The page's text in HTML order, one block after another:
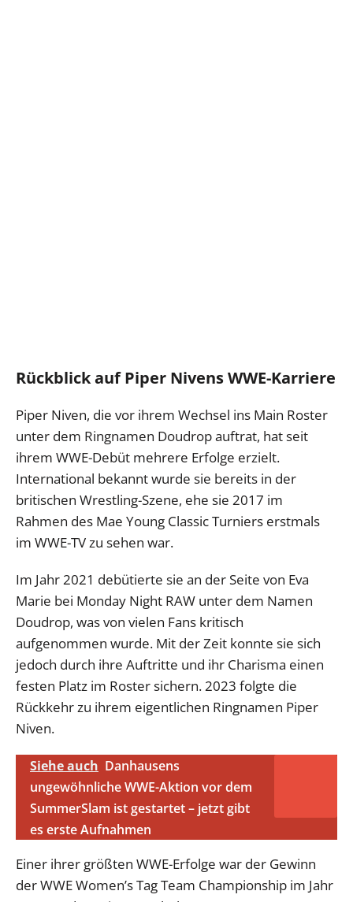
Rückblick auf Piper Nivens WWE-Karriere
Piper Niven, die vor ihrem Wechsel ins Main Roster
unter dem Ringnamen Doudrop auftrat, hat seit
ihrem WWE-Debüt mehrere Erfolge erzielt.
International bekannt wurde sie bereits in der
britischen Wrestling-Szene, ehe sie 2017 im
Rahmen des Mae Young Classic Turniers erstmals
im WWE-TV zu sehen war.
Im Jahr 2021 debütierte sie an der Seite von Eva
Marie bei Monday Night RAW unter dem Namen
Doudrop, was von vielen Fans kritisch
aufgenommen wurde. Mit der Zeit konnte sie sich
jedoch durch ihre Auftritte und ihr Charisma einen
festen Platz im Roster sichern. 2023 folgte die
Rückkehr zu ihrem eigentlichen Ringnamen Piper
Niven.
Siehe auch Danhausens
ungewöhnliche WWE-Aktion vor dem
SummerSlam ist gestartet – jetzt gibt
es erste Aufnahmen
Einer ihrer größten WWE-Erfolge war der Gewinn
der WWE Women’s Tag Team Championship im Jahr